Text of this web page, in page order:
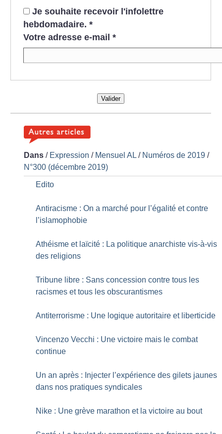
Je souhaite recevoir l'infolettre
hebdomadaire. *
Votre adresse e-mail *
Valider
Dans / Expression / Mensuel AL / Numéros de 2019 /
N°300 (décembre 2019)
Edito
Antiracisme : On a marché pour l’égalité et contre
l’islamophobie
Athéisme et laïcité : La politique anarchiste vis-à-vis
des religions
Tribune libre : Sans concession contre tous les
racismes et tous les obscurantismes
Antiterrorisme : Une logique autoritaire et liberticide
Vincenzo Vecchi : Une victoire mais le combat
continue
Un an après : Injecter l’expérience des gilets jaunes
dans nos pratiques syndicales
Nike : Une grève marathon et la victoire au bout